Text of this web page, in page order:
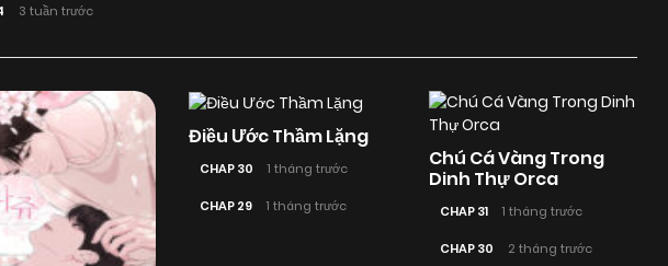
3 tuần trước
Điều Ước Thầm Lặng
CHAP 30 1 tháng trước
CHAP 29 1 tháng trước
Chú Cá Vàng Trong
Dinh Thự Orca
CHAP 31 1 tháng trước
CHAP 30 2 tháng trước